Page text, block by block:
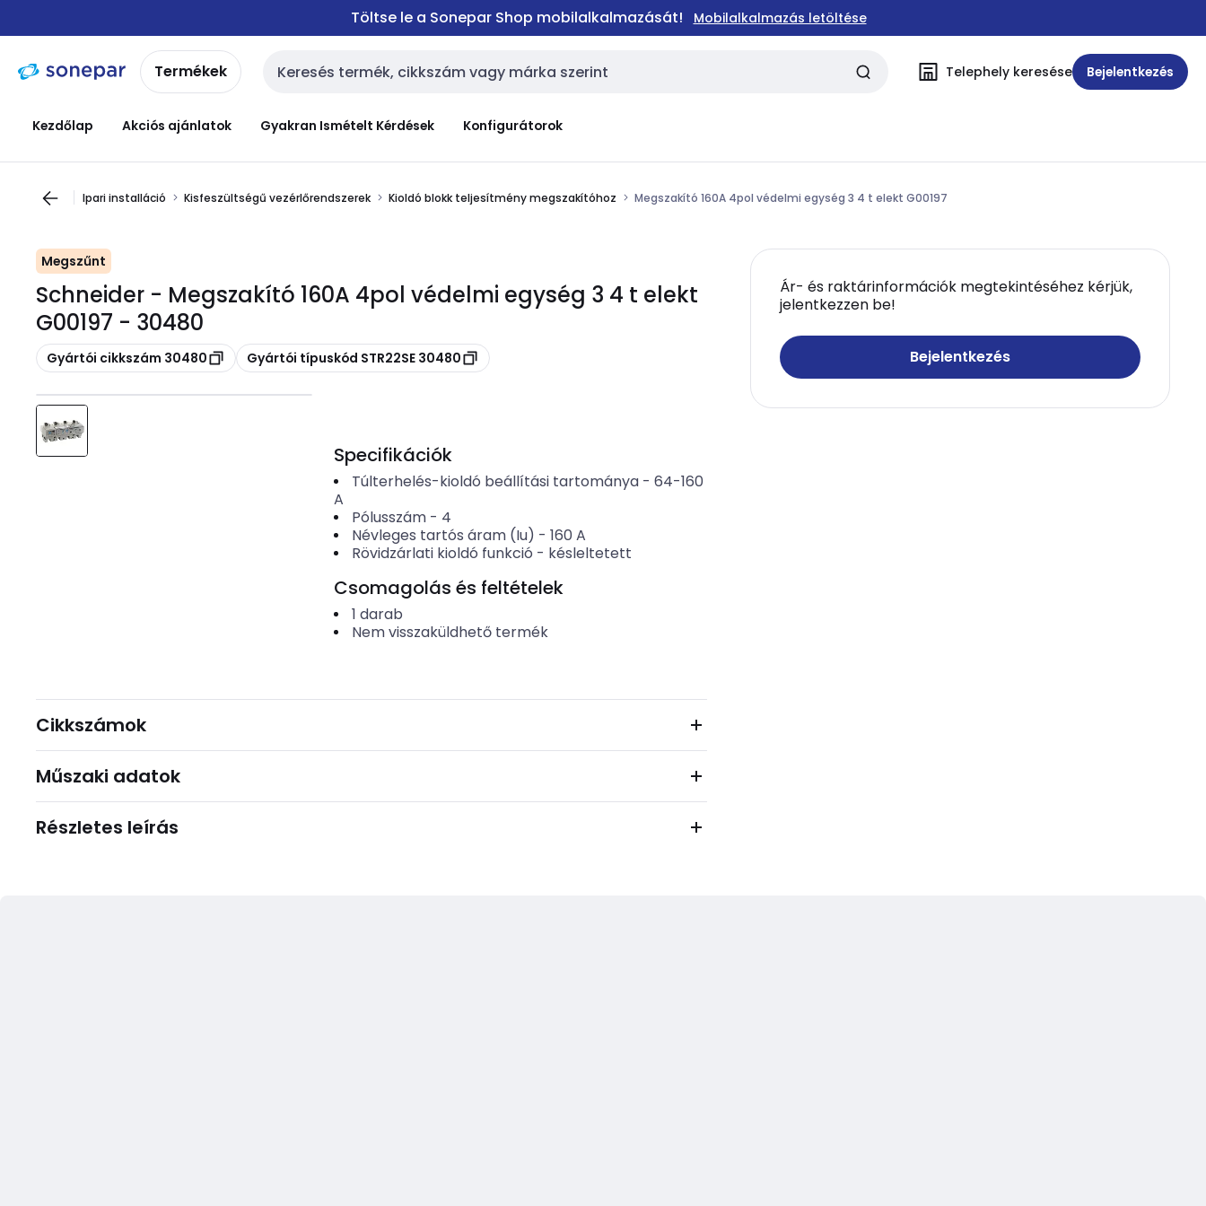
navigációhoztartalomra
Töltse le a Sonepar Shop mobilalkalmazását! Mobilalkalmazás letöltése
Termékek Keresési bemenet Telephely keresése Bejelentkezés
Kezdőlap Akciós ajánlatok Gyakran Ismételt Kérdések Konfigurátorok
Ipari installáció Kisfeszültségű vezérlőrendszerek Kioldó blokk teljesítmény megszakítóhoz Megszakító 160A 4pol védelmi egység 3 4 t elekt G00197
Megszűnt
Schneider - Megszakító 160A 4pol védelmi egység 3 4 t elekt
G00197 - 30480
Másolás
Gyártói cikkszám 30480 Másolás
Gyártói típuskód STR22SE 30480
Ár- és raktárinformációk megtekintéséhez kérjük,
jelentkezzen be!
Bejelentkezés
Specifikációk
Túlterhelés-kioldó beállítási tartománya- 64-160
A
Pólusszám- 4
Névleges tartós áram (Iu) - 160 A
Rövidzárlati kioldó funkció - késleltetett
Csomagolás és feltételek
1 darab
Nem visszaküldhető termék
Cikkszámok
Műszaki adatok
Részletes leírás